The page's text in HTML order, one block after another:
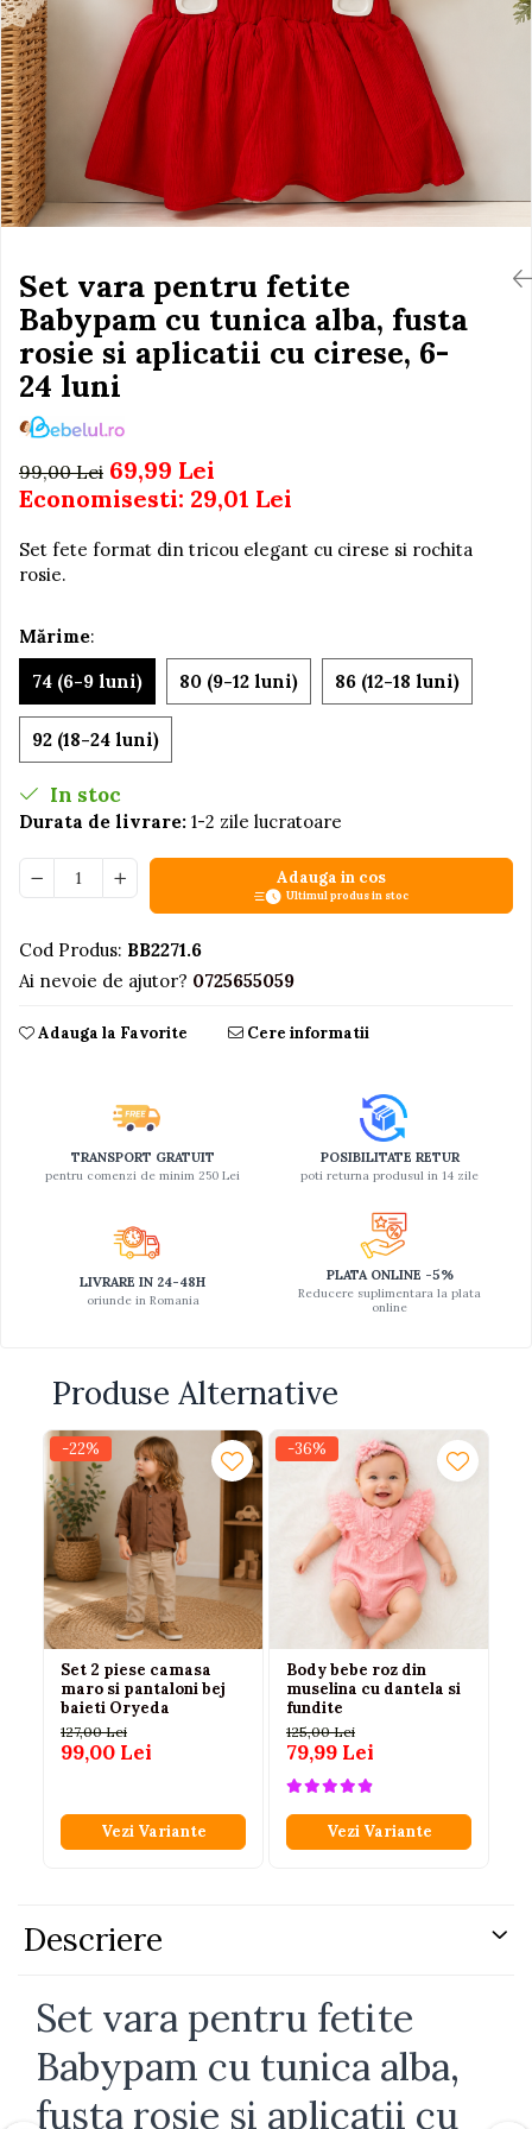
Jucarii de baie
Seturi de frumusete
Caluti balansoar
Interactive, educative si
muzicale
Figurine
Blocuri de constructie
Covorase de dans
Creative
De plus
Electrocasnice si bucatarii
Jocuri de indemanare
Jucarii educative din lemn
Muzica si instrumente
Pistoale
Plastilina
Proiectoare
Saltelute si centre de activitati
Set Avioane si submarine
Seturi de doctor
Seturi de rufe
Trenuri cu sine
Ingrijire cosmetica mamici
Perioada Alaptarii
Perioada Sarcinii
Pompe de san
Sisteme De Purtare
Set vara pentru fetite
Babypam cu tunica alba, fusta
rosie si aplicatii cu cirese, 6-
24 luni
99,00 Lei 69,99 Lei
Economisesti: 29,01 Lei
Set fete format din tricou elegant cu cirese si rochita
rosie.
Mărime:
74 (6-9 luni)
80 (9-12 luni) 86 (12-18 luni)
92 (18-24 luni)
In stoc
Durata de livrare: 1-2 zile lucratoare
Adauga in cos
Ultimul produs in stoc
Cod Produs: BB2271.6
Ai nevoie de ajutor? 0725655059
Adauga la Favorite Cere informatii
TRANSPORT GRATUIT
pentru comenzi de minim 250 Lei
POSIBILITATE RETUR
poti returna produsul in 14 zile
LIVRARE IN 24-48H
oriunde in Romania
PLATA ONLINE -5%
Reducere suplimentara la plata
online
Produse Alternative
-22%
Set 2 piese camasa
maro si pantaloni bej
baieti Oryeda
127,00 Lei
99,00 Lei
Vezi Variante
-36%
Body bebe roz din
muselina cu dantela si
fundite
125,00 Lei
79,99 Lei
Vezi Variante
Descriere
Set vara pentru fetite
Babypam cu tunica alba,
fusta rosie si aplicatii cu